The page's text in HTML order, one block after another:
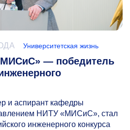
Университетская жизнь
— победитель
и аспирант кафедры
НИТУ «МИСиС», стал
инженерного конкурса